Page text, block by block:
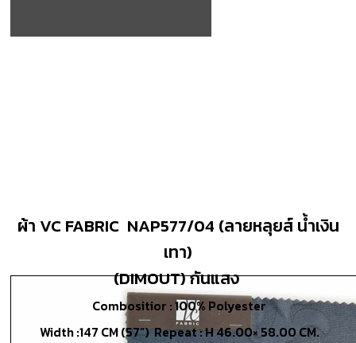
ผ้า VC FABRIC NAP577/04 (ลายหลุยส์ น้ำเงิน
เทา)
(DIMOUT) กันแสง
Combositior : 100% Polyester
Width :147 CM (57”) Repeat : H 46.00× 58.00 CM.